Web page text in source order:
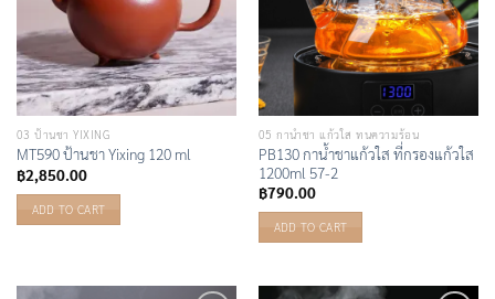
03 ป้านชา YIXING
MT590 ป้านชา Yixing 120 ml
฿2,850.00
ADD TO CART
05 กาน้ำชา แก้วใส ทนความร้อน
PB130 กาน้ำชาแก้วใส ที่กรองแก้วใส
1200ml 57-2
฿790.00
ADD TO CART